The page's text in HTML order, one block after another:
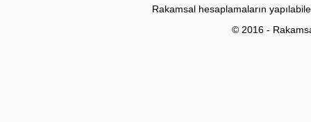
Rakamsal hesaplamaların
© 2016 -